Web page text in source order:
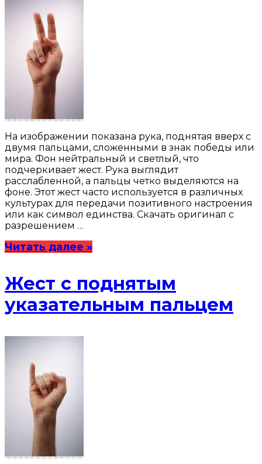
На изображении показана рука, поднятая вверх с
двумя пальцами, сложенными в знак победы или
мира. Фон нейтральный и светлый, что
подчеркивает жест. Рука выглядит
расслабленной, а пальцы четко выделяются на
фоне. Этот жест часто используется в различных
культурах для передачи позитивного настроения
или как символ единства. Скачать оригинал с
разрешением …
Читать далее »
Жест с поднятым
указательным пальцем